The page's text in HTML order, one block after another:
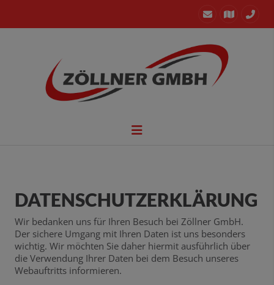
DATENSCHUTZERKLÄRUNG
Wir bedanken uns für Ihren Besuch bei Zöllner GmbH.
Der sichere Umgang mit Ihren Daten ist uns besonders
wichtig. Wir möchten Sie daher hiermit ausführlich über
die Verwendung Ihrer Daten bei dem Besuch unseres
Webauftritts informieren.